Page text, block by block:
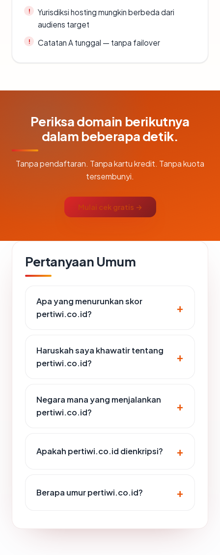
Yurisdiksi hosting mungkin berbeda dari
audiens target
Catatan A tunggal — tanpa failover
Periksa domain berikutnya
dalam beberapa detik.
Tanpa pendaftaran. Tanpa kartu kredit. Tanpa kuota
tersembunyi.
Mulai cek gratis →
Pertanyaan Umum
Apa yang menurunkan skor
pertiwi.co.id?
Haruskah saya khawatir tentang
pertiwi.co.id?
Negara mana yang menjalankan
pertiwi.co.id?
Apakah pertiwi.co.id dienkripsi?
Berapa umur pertiwi.co.id?